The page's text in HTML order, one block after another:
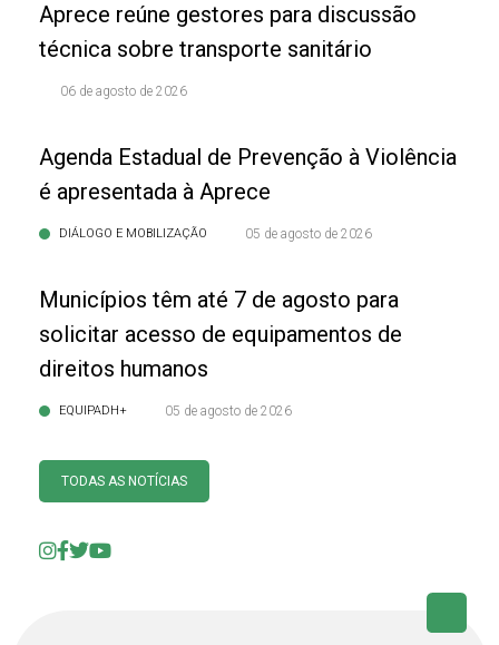
Aprece reúne gestores para discussão
técnica sobre transporte sanitário
06 de agosto de 2026
Agenda Estadual de Prevenção à Violência
é apresentada à Aprece
DIÁLOGO E MOBILIZAÇÃO 05 de agosto de 2026
Municípios têm até 7 de agosto para
solicitar acesso de equipamentos de
direitos humanos
EQUIPADH+ 05 de agosto de 2026
TODAS AS NOTÍCIAS